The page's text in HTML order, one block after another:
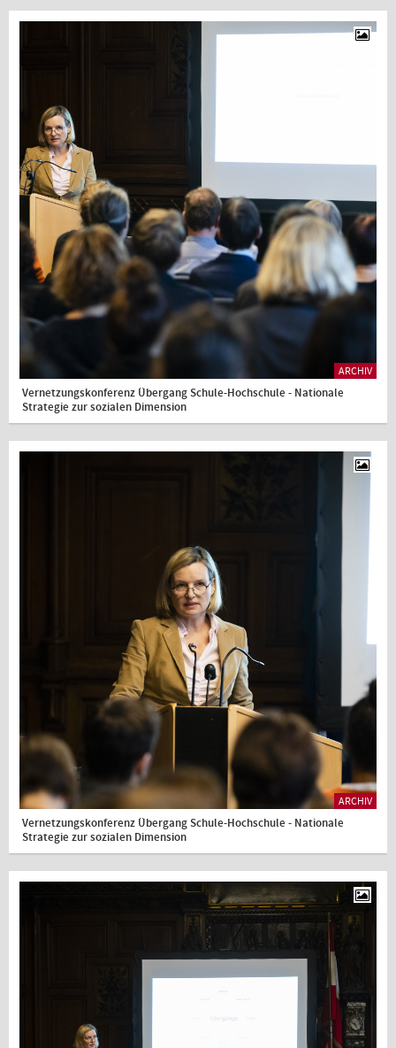
ARCHIV
Vernetzungskonferenz Übergang Schule-Hochschule - Nationale
Strategie zur sozialen Dimension
ARCHIV
Vernetzungskonferenz Übergang Schule-Hochschule - Nationale
Strategie zur sozialen Dimension